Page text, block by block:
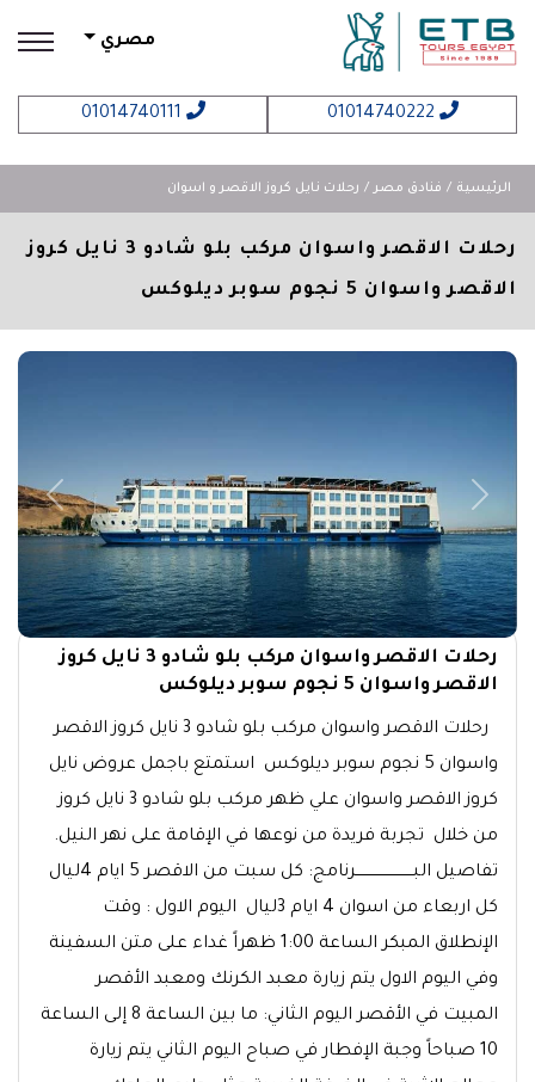
مصري
الرئيسية فنادق مصر رحلات نايل كروز الاقصر و اسوان
رحلات الاقصر واسوان مركب بلو شادو 3 نايل كروز
الاقصر واسوان 5 نجوم سوبر ديلوكس
Next
رحلات الاقصر واسوان مركب بلو شادو 3 نايل كروز
الاقصر واسوان 5 نجوم سوبر ديلوكس
رحلات الاقصر واسوان مركب بلو شادو 3 نايل كروز الاقصر
واسوان 5 نجوم سوبر ديلوكس استمتع باجمل عروض نايل
كروز الاقصر واسوان علي ظهر مركب بلو شادو 3 نايل كروز
من خلال تجربة فريدة من نوعها في الإقامة على نهر النيل.
تفاصيل البــــــــــــــــــــــــرنامج: كل سبت من الاقصر 5 ايام 4ليال
كل اربعاء من اسوان 4 ايام 3ليال اليوم الاول : وقت
الإنطلاق المبكر الساعة 1:00 ظهراً غداء على متن السفينة
وفي اليوم الاول يتم زيارة معبد الكرنك ومعبد الأقصر
المبيت في الأقصر اليوم الثاني: ما بين الساعة 8 إلى الساعة
10 صباحاً وجبة الإفطار في صباح اليوم الثاني يتم زيارة